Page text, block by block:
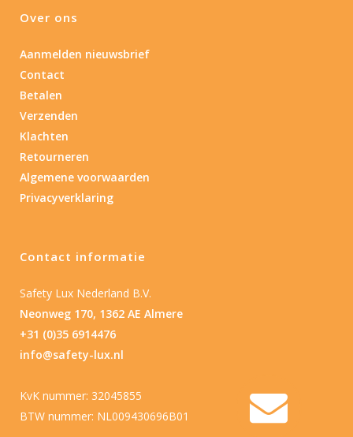
Over ons
Aanmelden nieuwsbrief
Contact
Betalen
Verzenden
Klachten
Retourneren
Algemene voorwaarden
Privacyverklaring
Contact informatie
Safety Lux Nederland B.V.
Neonweg 170, 1362 AE Almere
+31 (0)35 6914476
info@safety-lux.nl
KvK nummer: 32045855
BTW nummer: NL009430696B01